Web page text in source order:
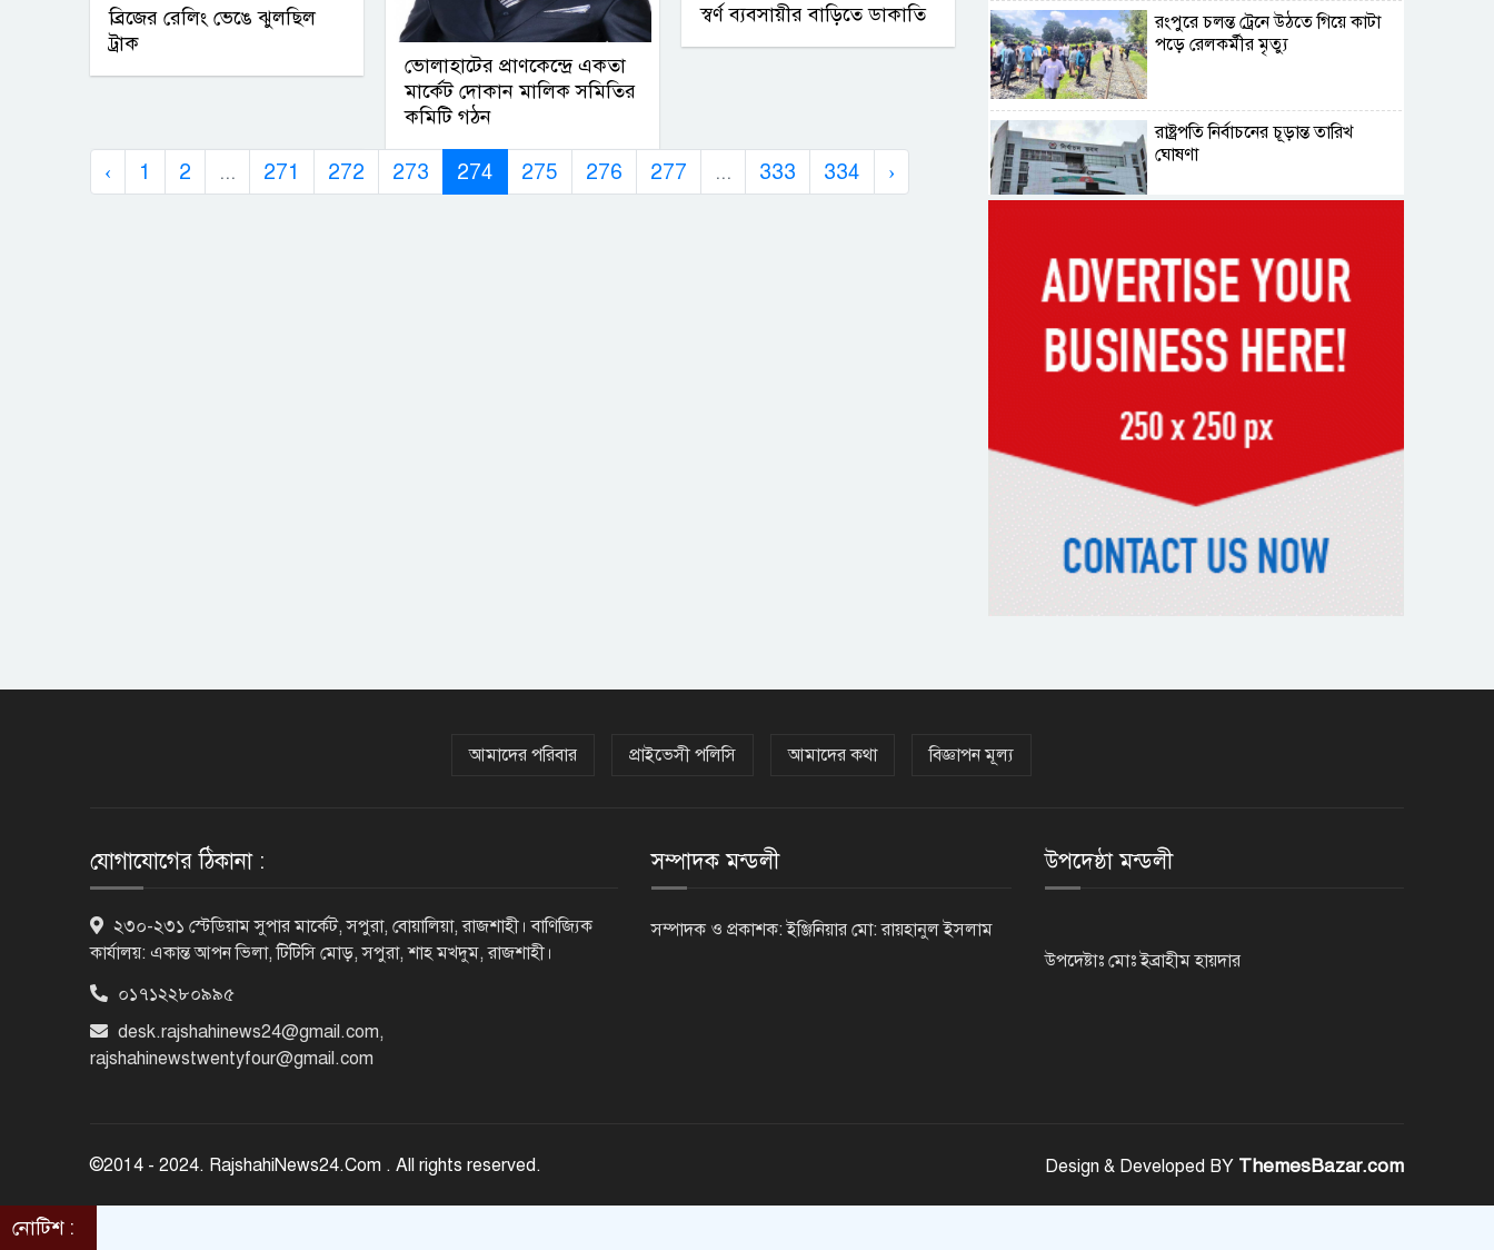
ব্রিজের রেলিং ভেঙে ঝুলছিল
ট্রাক
ভোলাহাটের প্রাণকেন্দ্রে একতা
মার্কেট দোকান মালিক সমিতির
কমিটি গঠন
স্বর্ণ ব্যবসায়ীর বাড়িতে ডাকাতি
‹ 1 2 ... 271 272 273 274 275 276 277 ... 333 334 ›
রংপুরে চলন্ত ট্রেনে উঠতে গিয়ে কাটা
পড়ে রেলকর্মীর মৃত্যু
রাষ্ট্রপতি নির্বাচনের চূড়ান্ত তারিখ
ঘোষণা
স্মৃতিতে এখনও ৫ আগস্ট
ভিসাসেবা নিয়ে ভারতীয় হাইকমিশনের
সতর্কতা জারি
দুর্নীতিমুক্ত প্রশাসন গড়াই সরকারের
মূল লক্ষ্য : ভূমিমন্ত্রী
নেসকো কেন, কোনো কিছুই রাজশাহী
আমাদের পরিবার প্রাইভেসী পলিসি আমাদের কথা বিজ্ঞাপন মূল্য
যোগাযোগের ঠিকানা :
২৩০-২৩১ স্টেডিয়াম সুপার মার্কেট, সপুরা, বোয়ালিয়া, রাজশাহী। বাণিজ্যিক
কার্যালয়: একান্ত আপন ভিলা, টিটিসি মোড়, সপুরা, শাহ মখদুম, রাজশাহী।
০১৭১২২৮০৯৯৫
desk.rajshahinews24@gmail.com,
rajshahinewstwentyfour@gmail.com
সম্পাদক মন্ডলী
সম্পাদক ও প্রকাশক: ইঞ্জিনিয়ার মো: রায়হানুল ইসলাম
উপদেষ্ঠা মন্ডলী
উপদেষ্টাঃ মোঃ ইব্রাহীম হায়দার
©2014 - 2024. RajshahiNews24.Com . All rights reserved. Design & Developed BY ThemesBazar.com
নোটিশ :